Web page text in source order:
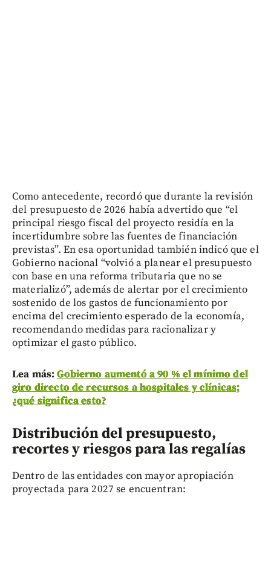
Como antecedente, recordó que durante la revisión
del presupuesto de 2026 había advertido que “el
principal riesgo fiscal del proyecto residía en la
incertidumbre sobre las fuentes de financiación
previstas”. En esa oportunidad también indicó que el
Gobierno nacional “volvió a planear el presupuesto
con base en una reforma tributaria que no se
materializó”, además de alertar por el crecimiento
sostenido de los gastos de funcionamiento por
encima del crecimiento esperado de la economía,
recomendando medidas para racionalizar y
optimizar el gasto público.
Lea más:Gobierno aumentó a 90 % el mínimo del
giro directo de recursos a hospitales y clínicas;
¿qué significa esto?
Distribución del presupuesto,
recortes y riesgos para las regalías
Dentro de las entidades con mayor apropiación
proyectada para 2027 se encuentran: